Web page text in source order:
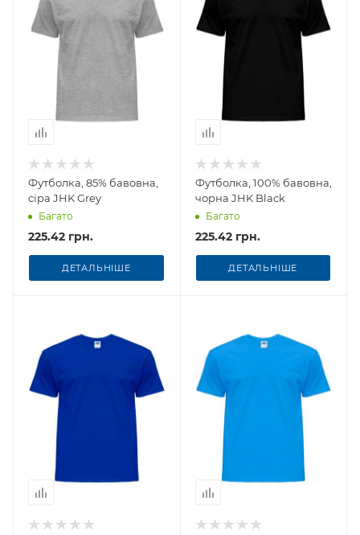
Футболка, 85% бавовна,
сіра JHK Grey
Багато
225.42 грн.
ДЕТАЛЬНІШЕ
Футболка, 100% бавовна,
чорна JHK Black
Багато
225.42 грн.
ДЕТАЛЬНІШЕ